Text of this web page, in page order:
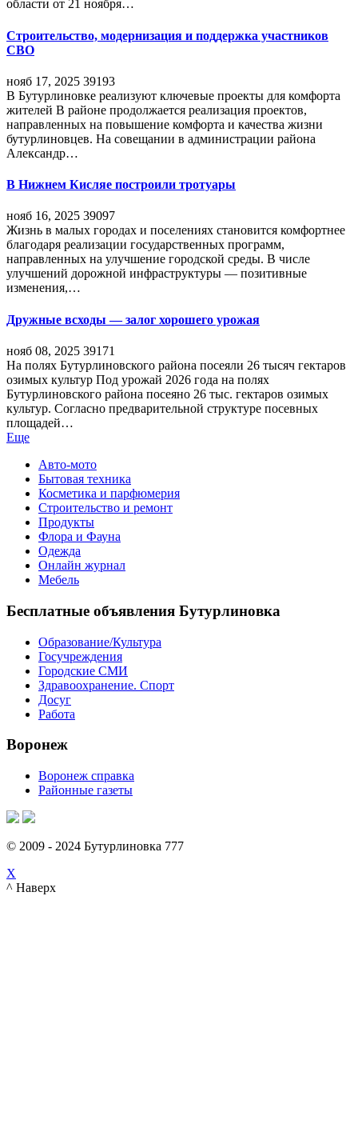
области от 21 ноября…
Строительство, модернизация и поддержка участников
СВО
нояб 17, 2025 39193
В Бутурлиновке реализуют ключевые проекты для комфорта
жителей В районе продолжается реализация проектов,
направленных на повышение комфорта и качества жизни
бутурлиновцев. На совещании в администрации района
Александр…
В Нижнем Кисляе построили тротуары
нояб 16, 2025 39097
Жизнь в малых городах и поселениях становится комфортнее
благодаря реализации государственных программ,
направленных на улучшение городской среды. В числе
улучшений дорожной инфраструктуры — позитивные
изменения,…
Дружные всходы — залог хорошего урожая
нояб 08, 2025 39171
На полях Бутурлиновского района посеяли 26 тысяч гектаров
озимых культур Под урожай 2026 года на полях
Бутурлиновского района посеяно 26 тыс. гектаров озимых
культур. Согласно предварительной структуре посевных
площадей…
Еще
Авто-мото
Бытовая техника
Косметика и парфюмерия
Строительство и ремонт
Продукты
Флора и Фауна
Одежда
Онлайн журнал
Мебель
Бесплатные объявления Бутурлиновка
Образование/Культура
Госучреждения
Городские СМИ
Здравоохранение. Спорт
Досуг
Работа
Воронеж
Воронеж справка
Районные газеты
© 2009 - 2024 Бутурлиновка 777
X
^ Наверх